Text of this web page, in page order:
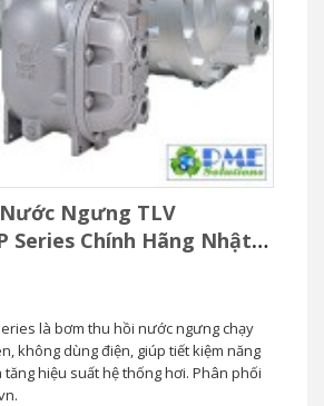
Ngưng TLV
Series Chính Hãng Nhật
là bơm thu hồi nước ngưng chạy
không dùng điện, giúp tiết kiệm năng
hiệu suất hệ thống hơi. Phân phối